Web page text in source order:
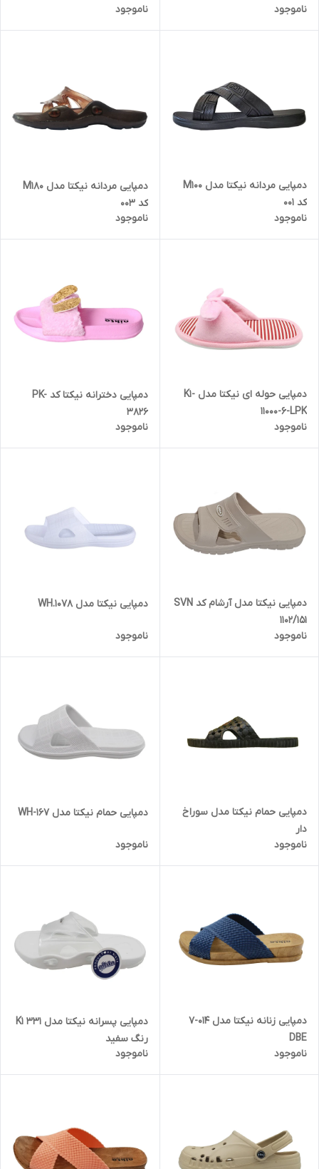
ناموجود
ناموجود
دمپایی مردانه نیکتا مدل M100
کد 001
ناموجود
دمپایی مردانه نیکتا مدل M180
کد 003
ناموجود
دمپایی حوله ای نیکتا مدل K1-
11000-6-LPK
ناموجود
دمپایی دخترانه نیکتا کد PK-
3826
ناموجود
دمپایی نیکتا مدل آرشام کد SVN
1102/151
ناموجود
دمپایی نیکتا مدل WH.1078
ناموجود
دمپایی حمام نیکتا مدل سوراخ
دار
ناموجود
دمپایی حمام نیکتا مدل 167-WH
ناموجود
دمپایی زنانه نیکتا مدل 014-7
DBE
ناموجود
دمپایی پسرانه نیکتا مدل K1 331
رنگ سفید
ناموجود